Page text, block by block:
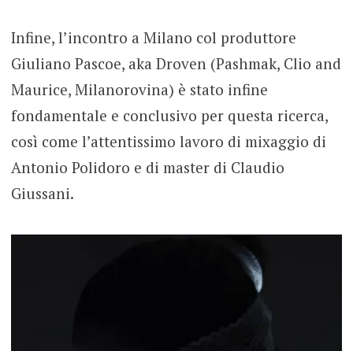
Infine, l’incontro a Milano col produttore
Giuliano Pascoe, aka Droven (Pashmak, Clio and
Maurice, Milanorovina) è stato infine
fondamentale e conclusivo per questa ricerca,
così come l’attentissimo lavoro di mixaggio di
Antonio Polidoro e di master di Claudio
Giussani.